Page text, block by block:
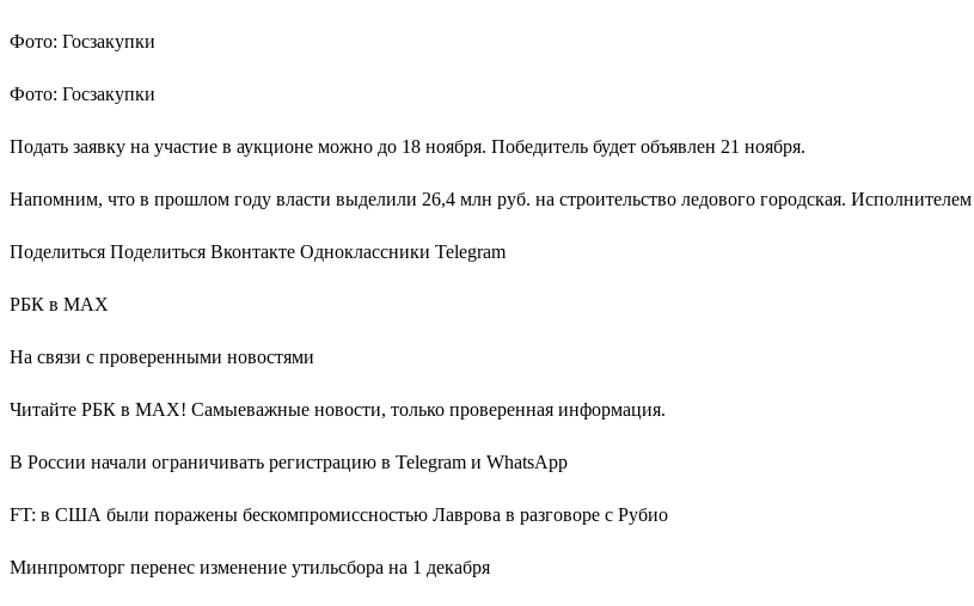
Фото: Госзакупки
Фото: Госзакупки
Подать заявку на участие в аукционе можно до 18 ноября. Победитель будет объявлен 21 ноября.
Напомним, что в прошлом году власти выделили 26,4 млн руб. на строительство ледового городская.
Поделиться Поделиться Вконтакте Одноклассники Telegram
РБК в MAX
На связи с проверенными новостями
Читайте РБК в MAX! Самыеважные новости, только проверенная информация.
В России начали ограничивать регистрацию в Telegram и WhatsApp
FT: в США были поражены бескомпромиссностью Лаврова в разговоре с Рубио
Минпромторг перенес изменение утильсбора на 1 декабря